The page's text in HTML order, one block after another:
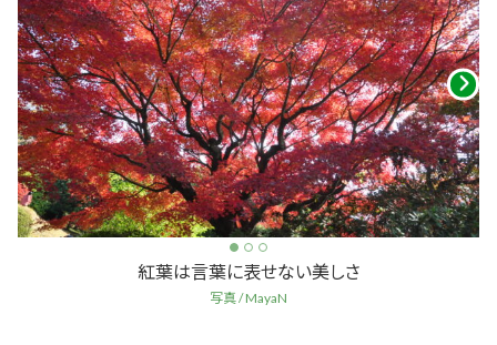
紅葉は言葉に表せない美しさ
写真 / MayaN